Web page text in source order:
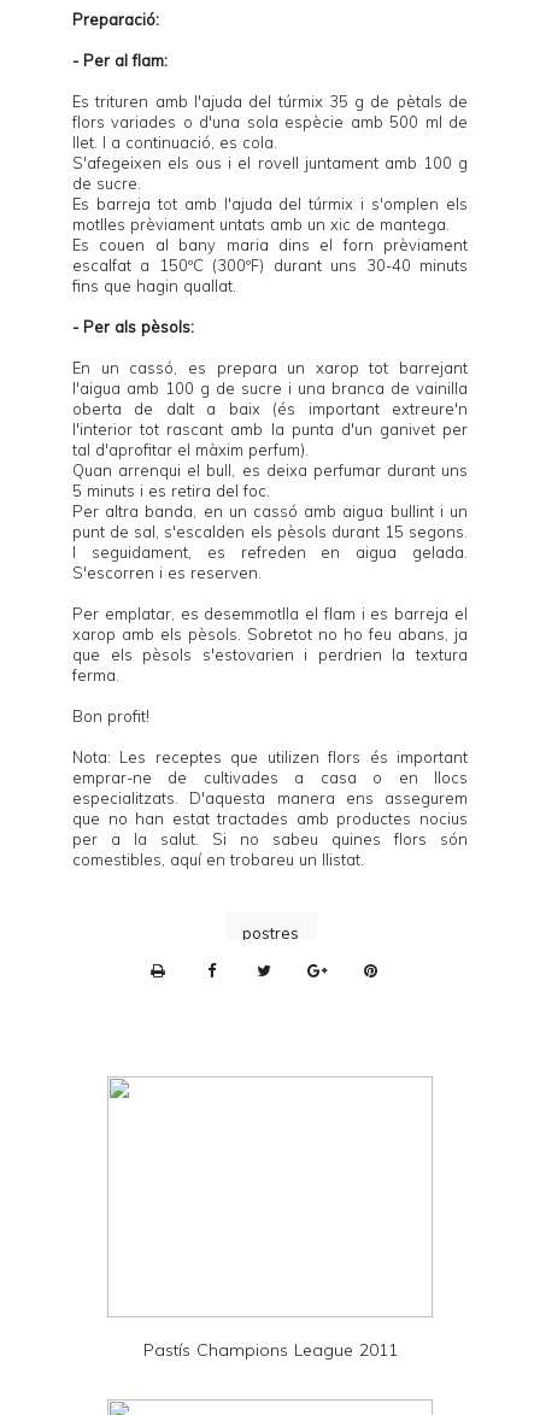
Preparació:
- Per al flam:
Es trituren amb l'ajuda del túrmix 35 g de pètals de
flors variades o d'una sola espècie amb 500 ml de
llet. I a continuació, es cola.
S'afegeixen els ous i el rovell juntament amb 100 g
de sucre.
Es barreja tot amb l'ajuda del túrmix i s'omplen els
motlles prèviament untats amb un xic de mantega.
Es couen al bany maria dins el forn prèviament
escalfat a 150ºC (300ºF) durant uns 30-40 minuts
fins que hagin quallat.
- Per als pèsols:
En un cassó, es prepara un xarop tot barrejant
l'aigua amb 100 g de sucre i una branca de vainilla
oberta de dalt a baix (és important extreure'n
l'interior tot rascant amb la punta d'un ganivet per
tal d'aprofitar el màxim perfum).
Quan arrenqui el bull, es deixa perfumar durant uns
5 minuts i es retira del foc.
Per altra banda, en un cassó amb aigua bullint i un
punt de sal, s'escalden els pèsols durant 15 segons.
I seguidament, es refreden en aigua gelada.
S'escorren i es reserven.
Per emplatar, es desemmotlla el flam i es barreja el
xarop amb els pèsols. Sobretot no ho feu abans, ja
que els pèsols s'estovarien i perdrien la textura
ferma.
Bon profit!
Nota: Les receptes que utilizen flors és important
emprar-ne de cultivades a casa o en llocs
especialitzats. D'aquesta manera ens assegurem
que no han estat tractades amb productes nocius
per a la salut. Si no sabeu quines flors són
comestibles, aquíen trobareu un llistat.
postres
n
d
Pastís Champions League 2011